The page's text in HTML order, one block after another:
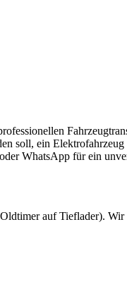
soll, ein
WhatsApp für ein
auf Tieflader).